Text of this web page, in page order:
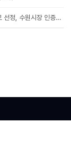
신흥정보통신(주) 수원시 성실 납세자로 선정, 수원시장 인증패 수상